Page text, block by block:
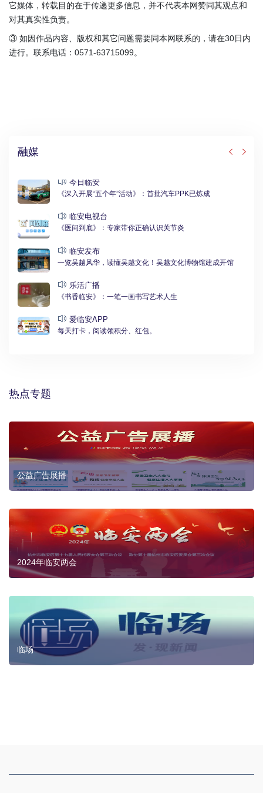
它媒体，转载目的在于传递更多信息，并不代表本网赞同其观点和
对其真实性负责。
③ 如因作品内容、版权和其它问题需要同本网联系的，请在30日内
进行。联系电话：0571-63715099。
融媒
今日临安
《深入开展“五个年”活动》：首批汽车PPK已炼成
临安电视台
《医问到底》：专家带你正确认识关节炎
临安发布
一览吴越风华，读懂吴越文化！吴越文化博物馆建成开馆
乐活广播
《书香临安》：一笔一画书写艺术人生
爱临安APP
每天打卡，阅读领积分、红包。
热点专题
公益广告展播
2024年临安两会
临场